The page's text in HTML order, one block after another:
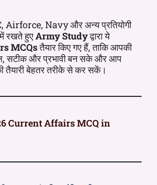
Airforce, Navy और अन्य प्रतियोगी
में रखते हुएArmy Studyद्वारा ये
MCQsतैयार किए गए हैं, ताकि आपकी
सटीक और प्रभावी बन सके और आप
तैयारी बेहतर तरीके से कर सकें।
Current Affairs MCQ in